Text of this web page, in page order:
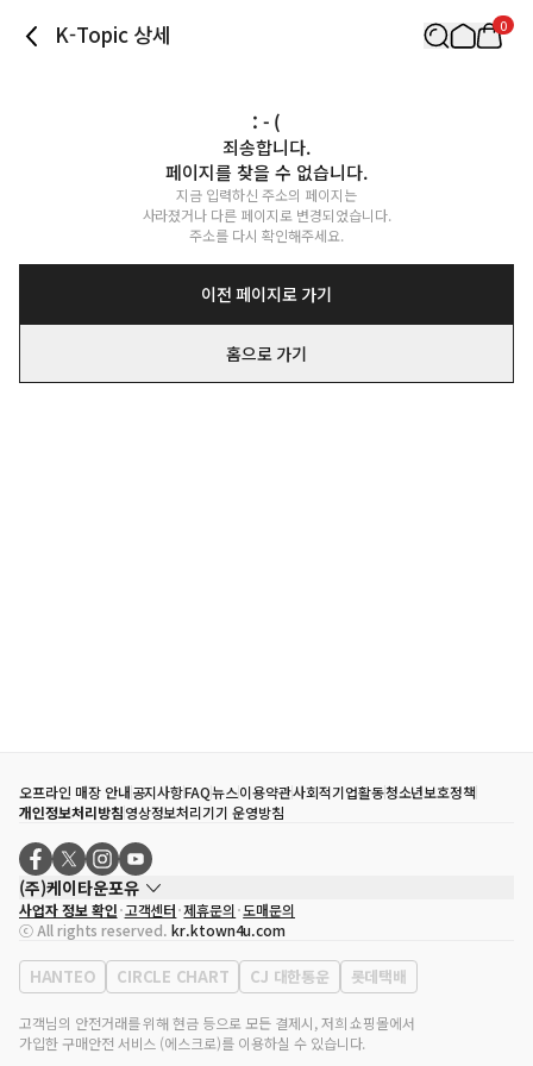
K-Topic 상세 0
: - (
죄송합니다.
페이지를 찾을 수 없습니다.
지금 입력하신 주소의 페이지는
사라졌거나 다른 페이지로 변경되었습니다.
주소를 다시 확인해주세요.
이전 페이지로 가기
홈으로 가기
오프라인 매장 안내공지사항FAQ뉴스이용약관사회적기업활동청소년보호정책
개인정보처리방침영상정보처리기기 운영방침
(주)케이타운포유
대표자
송효민
사업자등록번호
120-87-71116
통신판매업 신고번호 제2011-서울강남-02223
대표전화
02-552-9855
사업자 정보 확인 고객센터 제휴문의 도매문의
ⓒ All rights reserved. kr.ktown4u.com
HANTEO CIRCLE CHART CJ 대한통운 롯데택배
고객님의 안전거래를 위해 현금 등으로 모든 결제시, 저희 쇼핑몰에서
가입한 구매안전 서비스 (에스크로)를 이용하실 수 있습니다.